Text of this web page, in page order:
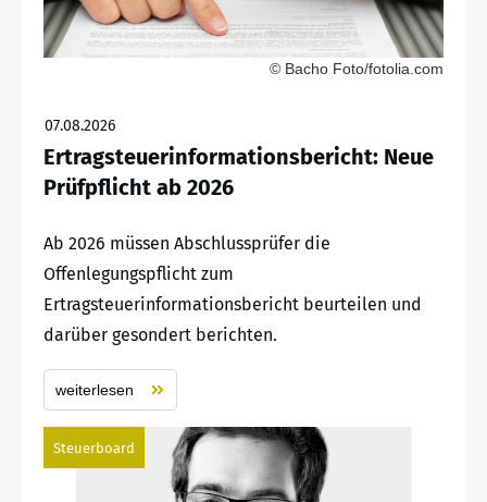
© Bacho Foto/fotolia.com
07.08.2026
Ertragsteuerinformationsbericht: Neue
Prüfpflicht ab 2026
Ab 2026 müssen Abschlussprüfer die
Offenlegungspflicht zum
Ertragsteuerinformationsbericht beurteilen und
darüber gesondert berichten.
weiterlesen
Steuerboard